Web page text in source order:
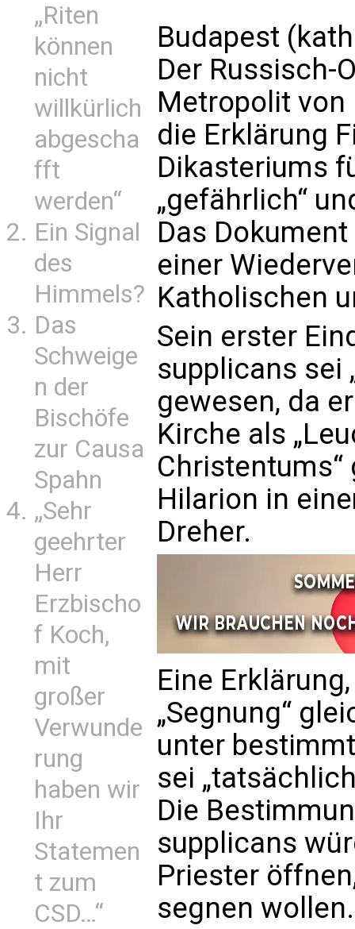
„Riten
können
nicht
willkürlich
abgescha
fft
werden“
Ein Signal
des
Himmels?
Das
Schweige
n der
Bischöfe
zur Causa
Spahn
„Sehr
geehrter
Herr
Erzbischo
f Koch,
mit
großer
Verwunde
rung
haben wir
Ihr
Statemen
t zum
CSD…“
Budapest
Der Russisch-
Metropolit von
die Erklärung
Dikasteriums
„gefährlich“
Das
einer
Katholischen
Sein erster
supplicans sei
gewesen, da
Kirche als
Christentums“
Hilarion in
Dreher.
Eine
„Segnung“
unter
sei
Die
supplicans
Priester
segnen wollen.